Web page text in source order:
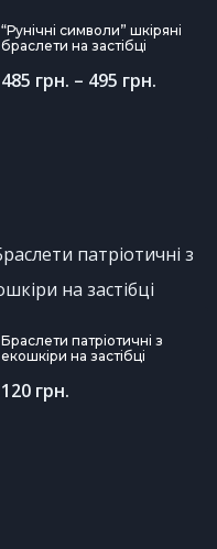
“Рунічні символи” шкіряні
браслети на застібці
485 грн. – 495 грн.
Браслети патріотичні з
екошкіри на застібці
120 грн.